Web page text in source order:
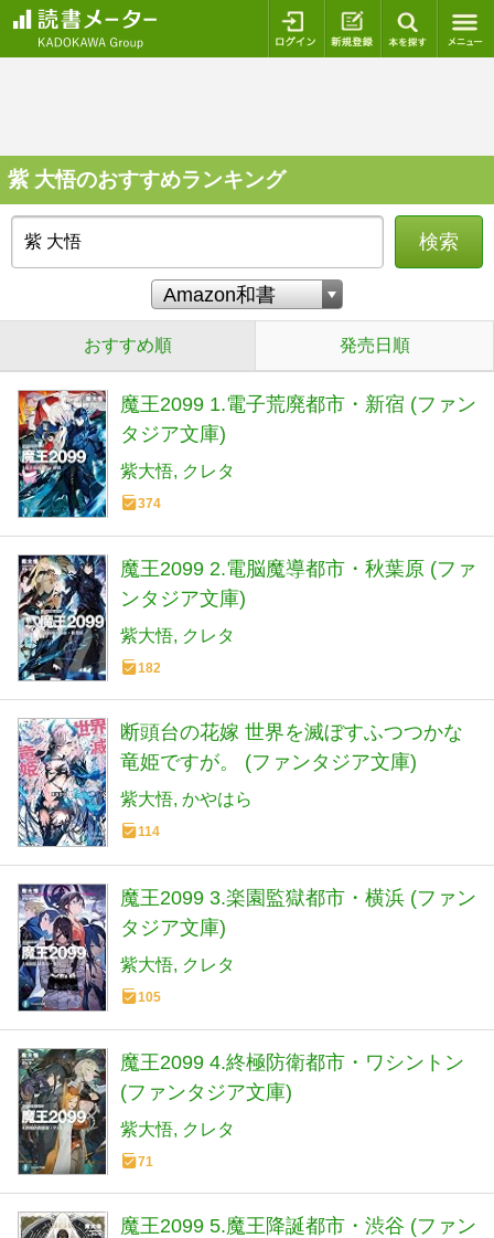
ログイン 新規登録
紫 大悟のおすすめランキング
検索
おすすめ順 発売日順
魔王2099 1.電子荒廃都市・新宿 (ファン
タジア文庫)
紫大悟 クレタ
374
魔王2099 2.電脳魔導都市・秋葉原 (ファ
ンタジア文庫)
紫大悟 クレタ
182
断頭台の花嫁 世界を滅ぼすふつつかな
竜姫ですが。 (ファンタジア文庫)
紫大悟 かやはら
114
魔王2099 3.楽園監獄都市・横浜 (ファン
タジア文庫)
紫大悟 クレタ
105
魔王2099 4.終極防衛都市・ワシントン
(ファンタジア文庫)
紫大悟 クレタ
71
魔王2099 5.魔王降誕都市・渋谷 (ファン